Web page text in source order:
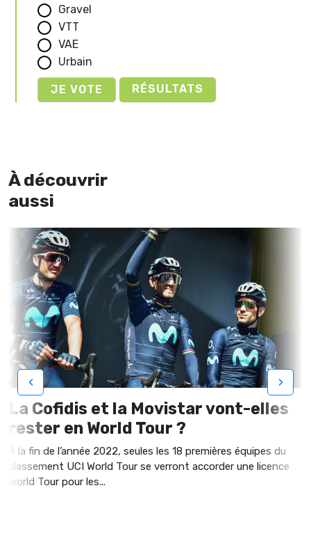
Gravel
VTT
VAE
Urbain
RÉSULTATS
À découvrir
aussi
La Cofidis et la Movistar vont-elles
rester en World Tour ?
À la fin de l’année 2022, seules les 18 premières équipes du
classement UCI World Tour se verront accorder une licence
world Tour pour les...
‹ ›